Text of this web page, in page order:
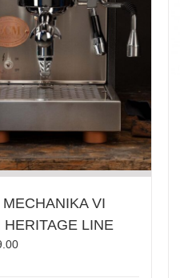
MECHANIKA VI
HERITAGE LINE